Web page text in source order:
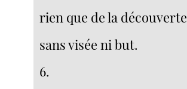
rien que de la découverte
sans visée ni but.
6.